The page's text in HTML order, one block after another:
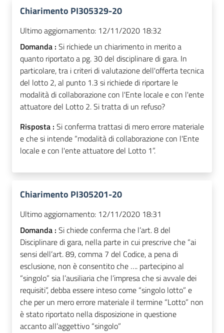
Chiarimento PI305329-20
Ultimo aggiornamento: 12/11/2020 18:32
Domanda : Si richiede un chiarimento in merito a
quanto riportato a pg. 30 del disciplinare di gara. In
particolare, tra i criteri di valutazione dell'offerta tecnica
del lotto 2, al punto 1.3 si richiede di riportare le
modalità di collaborazione con l'Ente locale e con l'ente
attuatore del Lotto 2. Si tratta di un refuso?
Risposta : Si conferma trattasi di mero errore materiale
e che si intende “modalità di collaborazione con l'Ente
locale e con l'ente attuatore del Lotto 1”.
Chiarimento PI305201-20
Ultimo aggiornamento: 12/11/2020 18:31
Domanda : Si chiede conferma che l’art. 8 del
Disciplinare di gara, nella parte in cui prescrive che “ai
sensi dell’art. 89, comma 7 del Codice, a pena di
esclusione, non è consentito che …. partecipino al
“singolo” sia l’ausiliaria che l’impresa che si avvale dei
requisiti”, debba essere inteso come “singolo lotto” e
che per un mero errore materiale il termine “Lotto” non
è stato riportato nella disposizione in questione
accanto all’aggettivo “singolo”